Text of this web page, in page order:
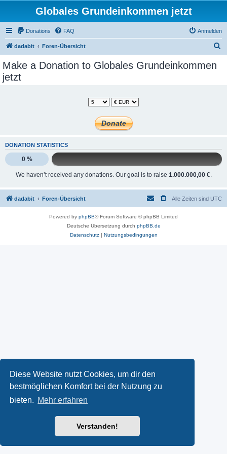
Diese Website nutzt Cookies, um dir den
bestmöglichen Komfort bei der Nutzung zu
bieten. Mehr erfahren
Verstanden!
Globales Grundeinkommen jetzt
Donations FAQ Anmelden
dadabit Foren-Übersicht
Make a Donation to Globales Grundeinkommen
jetzt
DONATION STATISTICS
0 %
We haven’t received any donations. Our goal is to raise 1.000.000,00 €.
dadabit Foren-Übersicht Alle Zeiten sind UTC
Powered by phpBB® Forum Software © phpBB Limited
Deutsche Übersetzung durch phpBB.de
Datenschutz| Nutzungsbedingungen